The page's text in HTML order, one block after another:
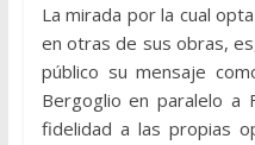
La mirada por la cual
en otras de sus obras,
público su mensaje
Bergoglio en paralelo a
fidelidad a las propias